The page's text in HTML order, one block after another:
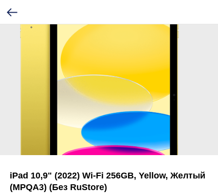
iPad 10,9" (2022) Wi-Fi 256GB, Yellow, Желтый
(MPQA3) (Без RuStore)